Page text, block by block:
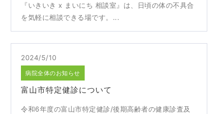
『いきいき x まいにち 相談室』は、日頃の体の不具合
を気軽に相談できる場です。...
2024/5/10
病院全体のお知らせ
富山市特定健診について
令和6年度の富山市特定健診/後期高齢者の健康診査及